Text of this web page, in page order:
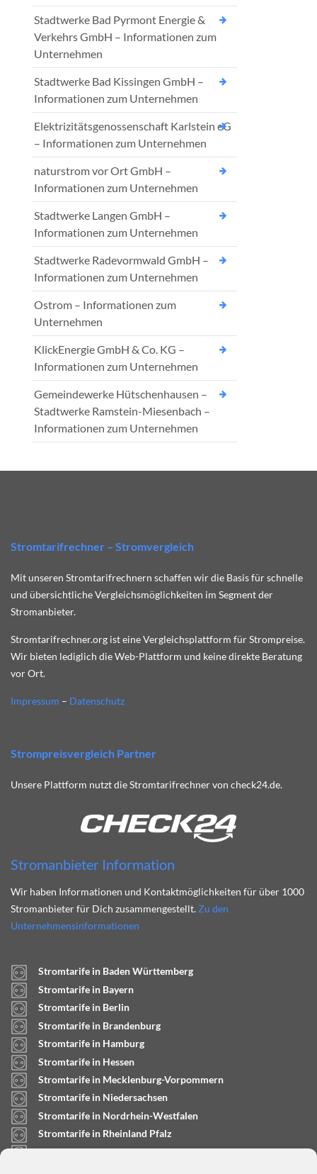
Stadtwerke Bad Pyrmont Energie &
Verkehrs GmbH – Informationen zum
Unternehmen
Stadtwerke Bad Kissingen GmbH –
Informationen zum Unternehmen
Elektrizitätsgenossenschaft Karlstein eG
– Informationen zum Unternehmen
naturstrom vor Ort GmbH –
Informationen zum Unternehmen
Stadtwerke Langen GmbH –
Informationen zum Unternehmen
Stadtwerke Radevormwald GmbH –
Informationen zum Unternehmen
Ostrom – Informationen zum
Unternehmen
KlickEnergie GmbH & Co. KG –
Informationen zum Unternehmen
Gemeindewerke Hütschenhausen –
Stadtwerke Ramstein-Miesenbach –
Informationen zum Unternehmen
Stromtarifrechner – Stromvergleich
Mit unseren Stromtarifrechnern schaffen wir die Basis für schnelle
und übersichtliche Vergleichsmöglichkeiten im Segment der
Stromanbieter.
Stromtarifrechner.org ist eine Vergleichsplattform für Strompreise.
Wir bieten lediglich die Web-Plattform und keine direkte Beratung
vor Ort.
Impressum – Datenschutz
Strompreisvergleich Partner
Unsere Plattform nutzt die Stromtarifrechner von check24.de.
Stromanbieter Information
Wir haben Informationen und Kontaktmöglichkeiten für über 1000
Stromanbieter für Dich zusammengestellt. Zu den
Unternehmensinformationen
Stromtarife in Baden Württemberg
Stromtarife in Bayern
Stromtarife in Berlin
Stromtarife in Brandenburg
Stromtarife in Hamburg
Stromtarife in Hessen
Stromtarife in Mecklenburg-Vorpommern
Stromtarife in Niedersachsen
Stromtarife in Nordrhein-Westfalen
Stromtarife in Rheinland Pfalz
Stromtarife in Saarland